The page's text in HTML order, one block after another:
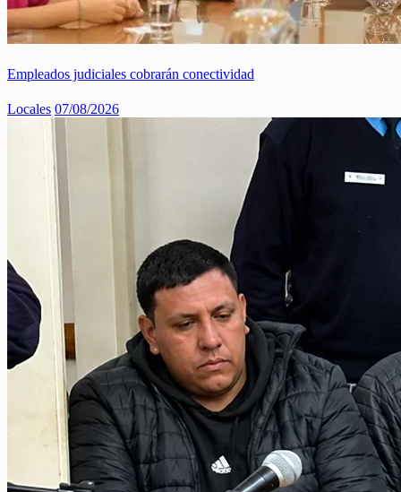
Empleados judiciales cobrarán conectividad
Locales 07/08/2026